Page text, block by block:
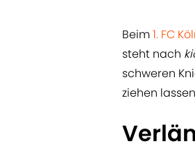
Beim1. FC
steht nach
schweren
ziehen